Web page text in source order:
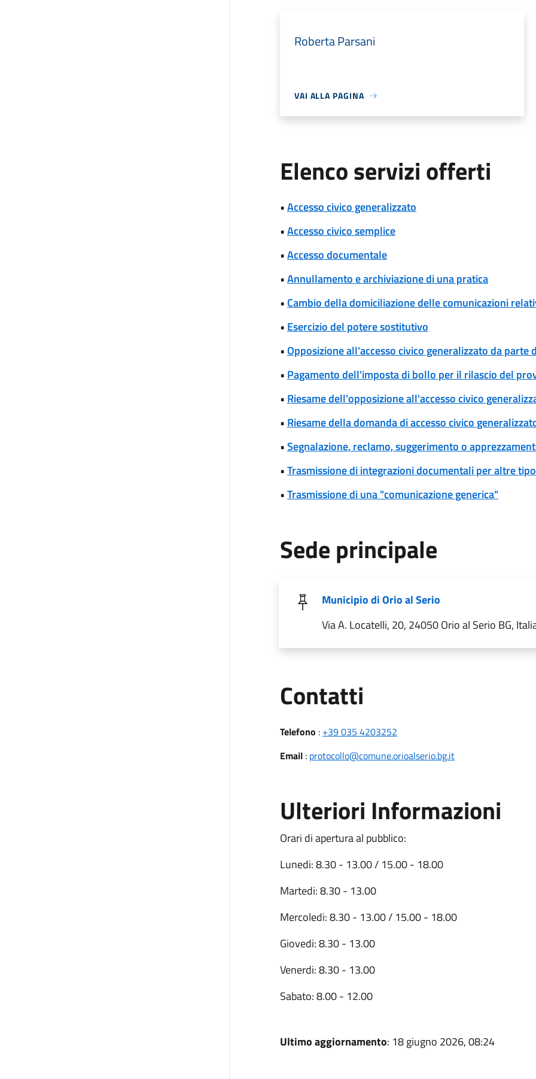
Roberta Parsani
VAI ALLA PAGINA
Elenco servizi offerti
•Accesso civico generalizzato
•Accesso civico semplice
•Accesso documentale
•Annullamento e archiviazione di una pratica
• Cambio della domiciliazione delle comunicazioni
• Esercizio del potere sostitutivo
•Opposizione all'accesso civico generalizzato da parte
• Pagamento dell'imposta di bollo per il rilascio del
• Riesame dell'opposizione all'accesso civico
• Riesame della domanda di accesso civico
•Segnalazione, reclamo, suggerimento o
•Trasmissione di integrazioni documentali per altre
•Trasmissione di una "comunicazione generica"
Sede principale
Municipio di Orio al Serio
Via A. Locatelli, 20, 24050 Orio al Serio BG,
Contatti
Telefono : +39 035 4203252
Email: protocollo@comune.orioalserio.bg.it
Ulteriori Informazioni
Orari di apertura al pubblico:
Lunedi: 8.30 - 13.00 / 15.00 - 18.00
Martedi: 8.30 - 13.00
Mercoledi: 8.30 - 13.00 / 15.00 - 18.00
Giovedi: 8.30 - 13.00
Venerdi: 8.30 - 13.00
Sabato: 8.00 - 12.00
Ultimo aggiornamento: 18 giugno 2026, 08:24